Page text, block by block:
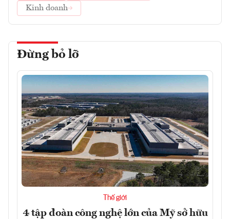
Kinh doanh
Đừng bỏ lỡ
Thế giới
4 tập đoàn công nghệ lớn của Mỹ sở hữu